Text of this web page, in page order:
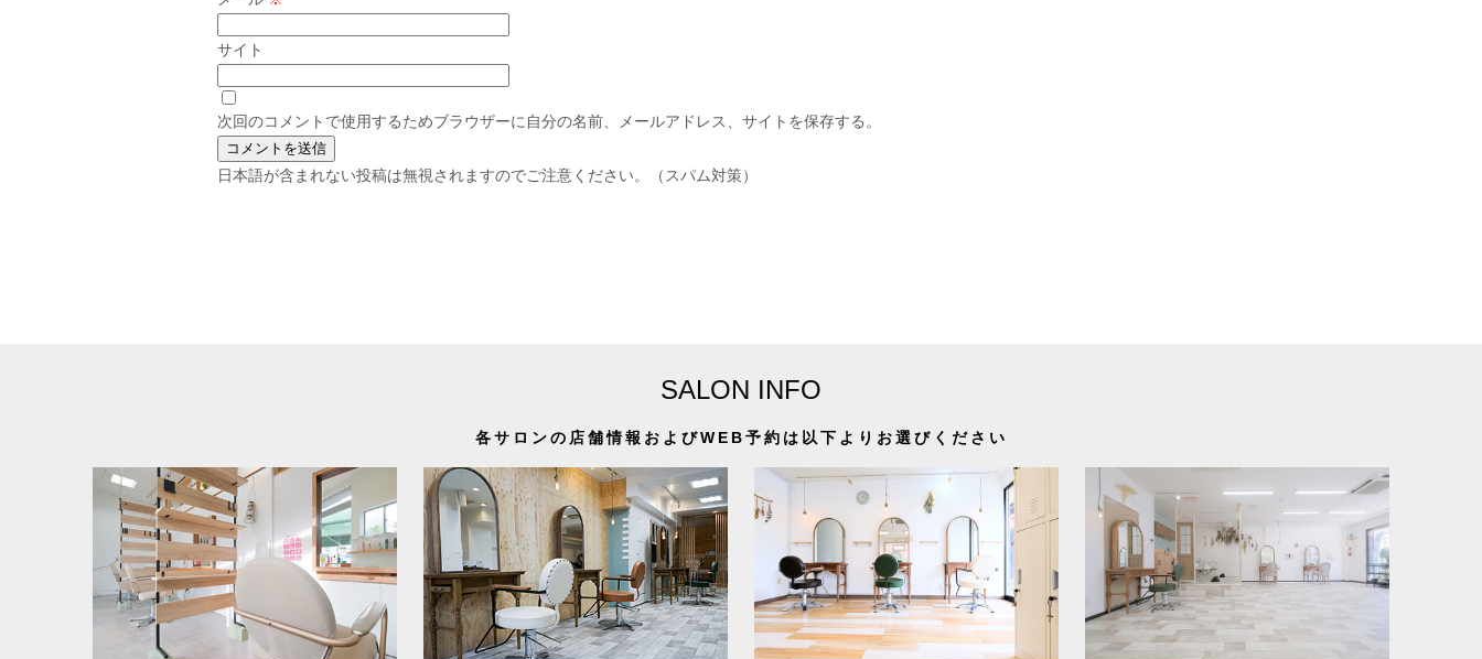
サイト
次回のコメントで使用するためブラウザーに自分の名前、メールアドレス、サイトを保存する。
日本語が含まれない投稿は無視されますのでご注意ください。（スパム対策）
SALON INFO
各サロンの店舗情報およびWEB予約は以下よりお選びください